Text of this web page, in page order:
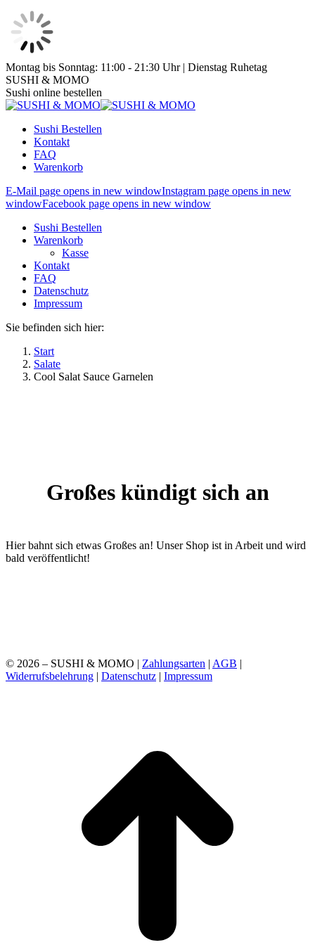
Zum
Inhalt
springen
Montag bis Sonntag: 11:00 - 21:30 Uhr | Dienstag Ruhetag
SUSHI & MOMO
Sushi online bestellen
Sushi Bestellen
Kontakt
FAQ
Warenkorb
E-Mail page opens in new windowInstagram page opens in new
windowFacebook page opens in new window
Sushi Bestellen
Warenkorb
Kasse
Kontakt
FAQ
Datenschutz
Impressum
Sie befinden sich hier:
Start
Salate
Cool Salat Sauce Garnelen
Großes kündigt sich an
Hier bahnt sich etwas Großes an! Unser Shop ist in Arbeit und wird
bald veröffentlicht!
© 2026 – SUSHI & MOMO | Zahlungsarten | AGB |
Widerrufsbelehrung | Datenschutz | Impressum